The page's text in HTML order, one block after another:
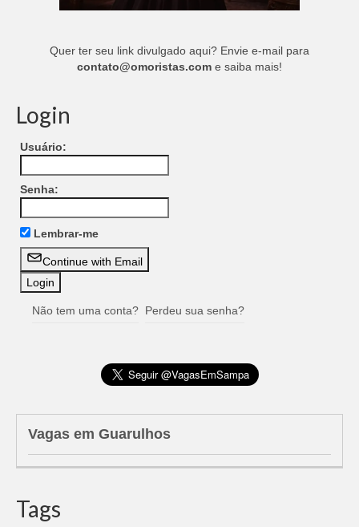
Quer ter seu link divulgado aqui? Envie e-mail para
contato@omoristas.com e saiba mais!
Login
Usuário:
Senha:
Lembrar-me
Continue with Email
Não tem uma conta? Perdeu sua senha?
Vagas em Guarulhos
Tags